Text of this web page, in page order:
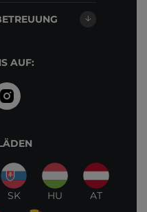
AUF:
SK HU AT